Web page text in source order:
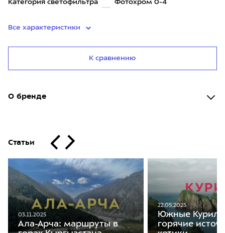
Категория светофильтра Фотохром 0-4
Все характеристики
К сравнению
О бренде
Статьи
03.11.2025
Ала-Арча: маршруты в
22.05.2025
Южные
горячие